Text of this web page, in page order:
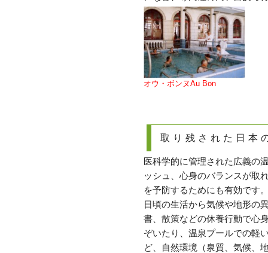
オウ・ボンヌAu Bon
取り残された日本
医科学的に管理された広義の
ッシュ、心身のバランスが取
を予防するためにも有効です
日頃の生活から気候や地形の
書、散策などの休養行動で心
ぞいたり、温泉プールでの軽
ど、自然環境（泉質、気候、